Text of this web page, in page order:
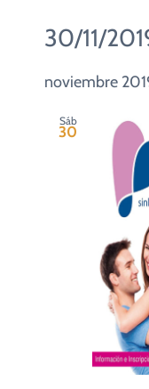
CUIDADO
COMUNITARIOS
30/11/
Seleccionar
fecha.
noviembre
Sáb
30